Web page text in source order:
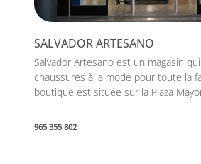
SALVADOR ARTESANO
Salvador Artesano est un magasin
chaussures à la mode pour toute la
boutique est située sur la Plaza
965 355 802